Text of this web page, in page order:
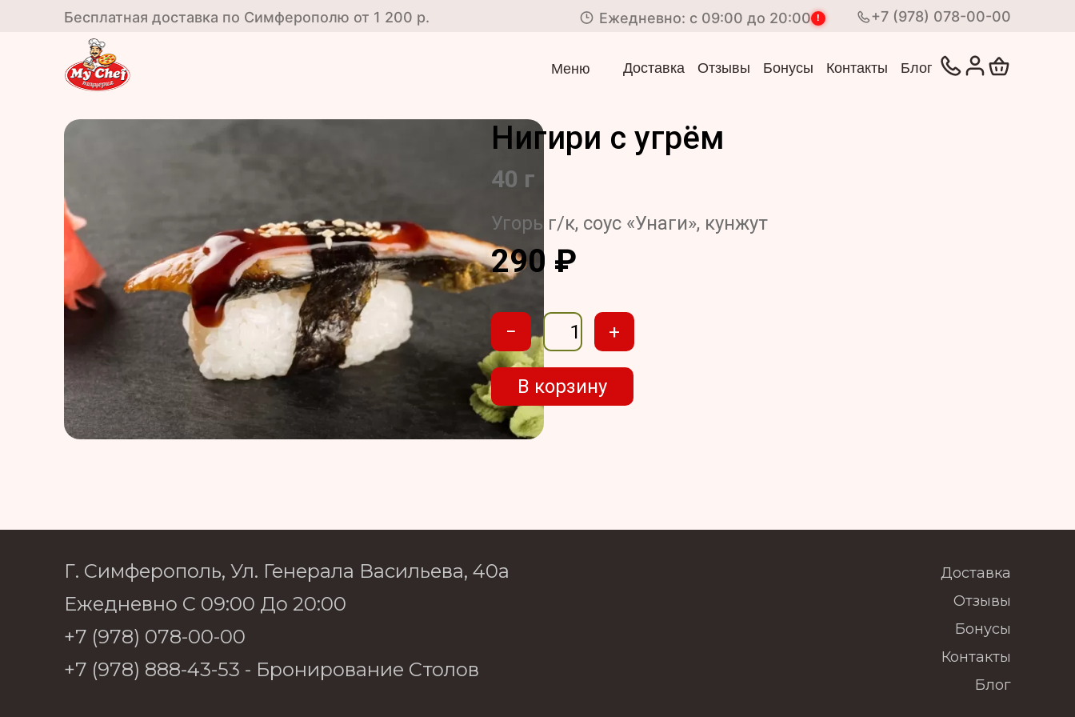
Бесплатная доставка по Симферополю от 1 200 р. Ежедневно: с 09:00 до 20:00 ! +7 (978) 078-00-00
Меню Доставка Отзывы Бонусы Контакты Блог
Нигири с угрём
40 г
Угорь г/к, соус «Унаги», кунжут
290 ₽
− +
В корзину
Г. Симферополь, Ул. Генерала Васильева, 40а
Ежедневно С 09:00 До 20:00
+7 (978) 078-00-00
+7 (978) 888-43-53 - Бронирование Столов
Доставка
Отзывы
Бонусы
Контакты
Блог